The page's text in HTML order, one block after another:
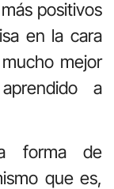
positivos
en la cara
mejor
a
forma de
que es,